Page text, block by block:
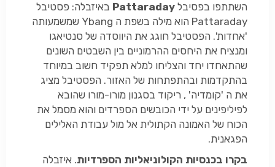
השתתפו בפסיבל Pattaraday באיזבלה: פסטיבל
Pattaraday הוא מילה בשפת ה Ybang שמשמעותה
'אחדות'. הפסטיבל חוגג את היווסדה של סנטיאגו
ומנציח את היחסים ההרמוניים בין השבטים השונים
שהתאחדו יחד והצליחו למלא תפקיד חשוב במיוחד
בהתקדמות ובהתפתחות של האזור. הפסטיבל מציג
את ה 'קומדיה' , ריקוד בסגנון מורו-מורו שהובא
לפיליפינים על ידי הכובשים הספרדים והוא מסמל את
הכוח של האמונה הקתולית אל מול עבודת האלילים
הפגאנית.
בקרו בכנסיות הקולוניאליות הספרדיות. איזבלה